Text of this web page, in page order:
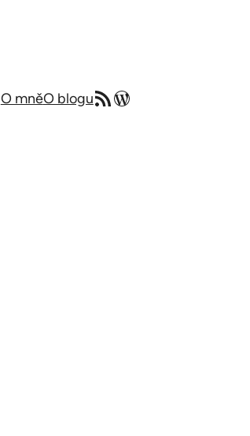
O mněO bloguRSS zdrojMůj blog v angličtině